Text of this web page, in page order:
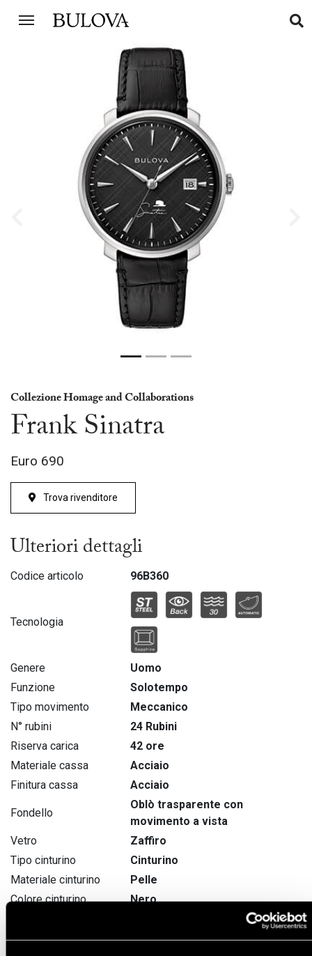
Collezione Homage and Collaborations
Frank Sinatra
Euro 690
Trova rivenditore
Ulteriori dettagli
Codice articolo 96B360
Tecnologia
Genere
Uomo
Funzione
Solotempo
Tipo movimento
Meccanico
N° rubini
24 Rubini
Riserva carica
42 ore
Materiale cassa
Acciaio
Finitura cassa
Acciaio
Fondello
Oblò trasparente con
movimento a vista
Vetro
Zaffiro
Tipo cinturino
Cinturino
Materiale cinturino
Pelle
Colore cinturino
Nero
Deployante con pulsanti
Tipo quadrante
Analogico